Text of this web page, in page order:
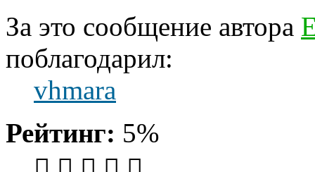
За это сообщение автора
поблагодарил:
vhmara
Рейтинг: 5%